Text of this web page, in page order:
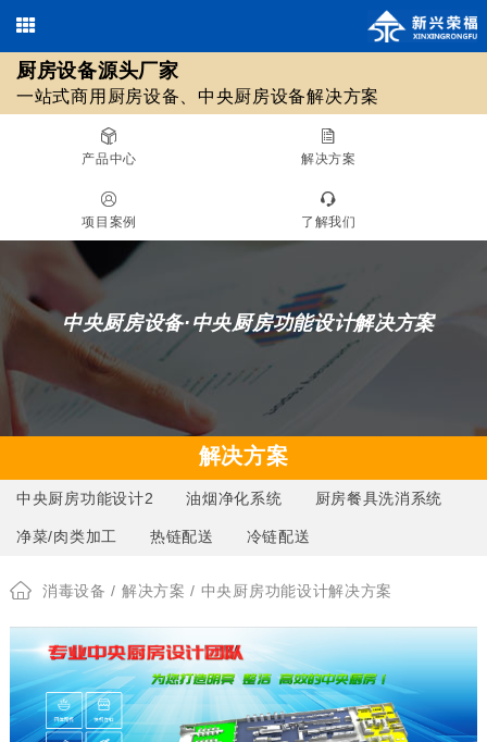
欢迎光临北京新兴荣福厨房设备有限公司，优质
厨房设备源头厂家
一站式商用厨房设备、中央厨房设备解决方案
13911590461 / 18511561620
010-69508355 / 010-69508608
厨房设备源头厂家
一站式商用厨房设备、中央厨房设备解决方案
产品中心 解决方案
项目案例 了解我们
中央厨房设备·中央厨房功能设计解决方案
解决方案
中央厨房功能设计2 油烟净化系统 厨房餐具洗消系统
净菜/肉类加工 热链配送 冷链配送
消毒设备 / 解决方案 / 中央厨房功能设计解决方案